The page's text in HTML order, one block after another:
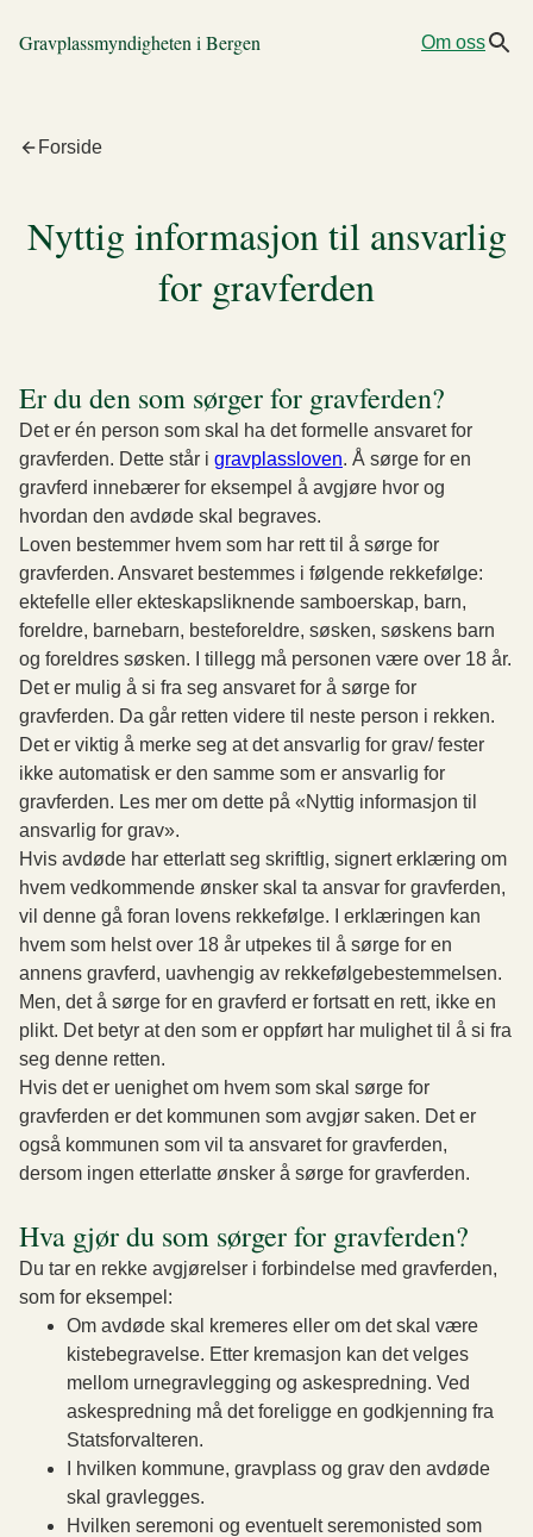
Gravplassmyndigheten i Bergen Om oss
Forside
Nyttig informasjon til ansvarlig
for gravferden
Er du den som sørger for gravferden?
Det er én person som skal ha det formelle ansvaret for
gravferden. Dette står i gravplassloven. Å sørge for en
gravferd innebærer for eksempel å avgjøre hvor og
hvordan den avdøde skal begraves.
Loven bestemmer hvem som har rett til å sørge for
gravferden. Ansvaret bestemmes i følgende rekkefølge:
ektefelle eller ekteskapsliknende samboerskap, barn,
foreldre, barnebarn, besteforeldre, søsken, søskens barn
og foreldres søsken. I tillegg må personen være over 18 år.
Det er mulig å si fra seg ansvaret for å sørge for
gravferden. Da går retten videre til neste person i rekken.
Det er viktig å merke seg at det ansvarlig for grav/ fester
ikke automatisk er den samme som er ansvarlig for
gravferden. Les mer om dette på «Nyttig informasjon til
ansvarlig for grav».
Hvis avdøde har etterlatt seg skriftlig, signert erklæring om
hvem vedkommende ønsker skal ta ansvar for gravferden,
vil denne gå foran lovens rekkefølge. I erklæringen kan
hvem som helst over 18 år utpekes til å sørge for en
annens gravferd, uavhengig av rekkefølgebestemmelsen.
Men, det å sørge for en gravferd er fortsatt en rett, ikke en
plikt. Det betyr at den som er oppført har mulighet til å si fra
seg denne retten.
Hvis det er uenighet om hvem som skal sørge for
gravferden er det kommunen som avgjør saken. Det er
også kommunen som vil ta ansvaret for gravferden,
dersom ingen etterlatte ønsker å sørge for gravferden.
Hva gjør du som sørger for gravferden?
Du tar en rekke avgjørelser i forbindelse med gravferden,
som for eksempel:
Om avdøde skal kremeres eller om det skal være
kistebegravelse. Etter kremasjon kan det velges
mellom urnegravlegging og askespredning. Ved
askespredning må det foreligge en godkjenning fra
Statsforvalteren.
I hvilken kommune, gravplass og grav den avdøde
skal gravlegges.
Hvilken seremoni og eventuelt seremonisted som